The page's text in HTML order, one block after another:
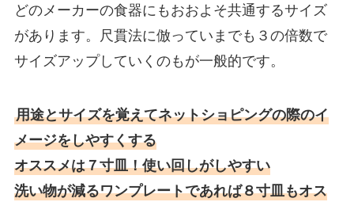
どのメーカーの食器にもおおよそ共通するサイズ
があります。尺貫法に倣っていまでも３の倍数で
サイズアップしていくのもが一般的です。
用途とサイズを覚えてネットショピングの際のイ
メージをしやすくする
オススメは７寸皿！使い回しがしやすい
洗い物が減るワンプレートであれば８寸皿もオス